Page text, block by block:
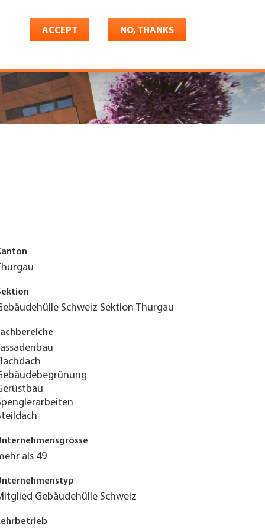
ACCEPT NO, THANKS
Schweiz Sektion Thurgau
als 49
Gebäudehülle Schweiz